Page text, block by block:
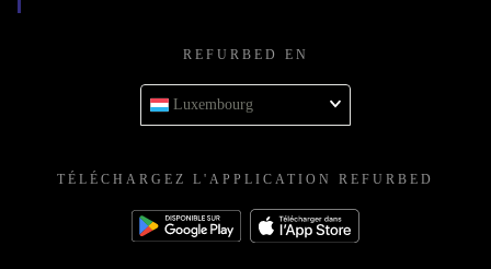
REFURBED EN
Luxembourg
TÉLÉCHARGEZ L'APPLICATION REFURBED